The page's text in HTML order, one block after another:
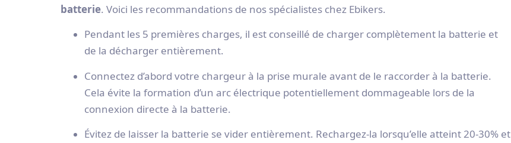
batterie. Voici les recommandations de nos spécialistes chez Ebikers.
Pendant les 5 premières charges, il est conseillé de charger complètement la batterie et
de la décharger entièrement.
Connectez d’abord votre chargeur à la prise murale avant de le raccorder à la batterie.
Cela évite la formation d’un arc électrique potentiellement dommageable lors de la
connexion directe à la batterie.
Évitez de laisser la batterie se vider entièrement. Rechargez-la lorsqu’elle atteint 20-30% et